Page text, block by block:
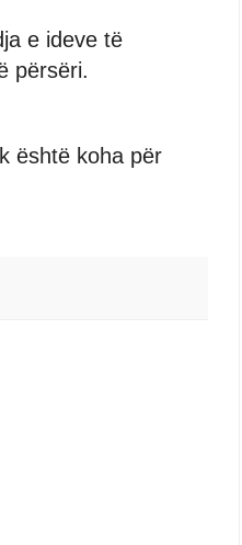
e ideve të
përsëri.
është koha për